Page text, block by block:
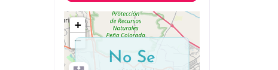
+
−
No Se